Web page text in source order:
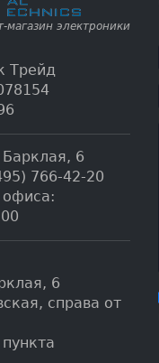
Трейд
Барклая, 6
766-42-20
6
справа от